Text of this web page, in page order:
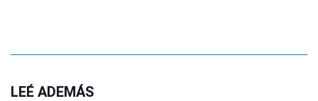
LEÉ ADEMÁS